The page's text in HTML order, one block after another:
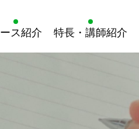
ス紹介 特長・講師紹介